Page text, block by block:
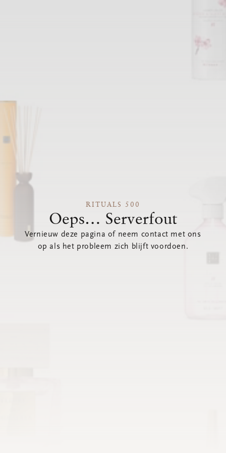
RITUALS 500
Oeps… Serverfout
Vernieuw deze pagina of neem contact met ons
op als het probleem zich blijft voordoen.